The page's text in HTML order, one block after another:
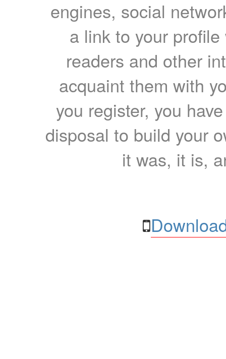
engines, social
a link to your
readers and other
acquaint them with
you register, you
disposal to build your
it was, it is,